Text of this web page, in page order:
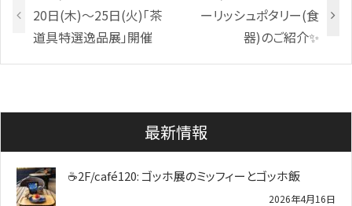
20日(木)～25日(火)「茶
道具特選逸品展」開催
ーリッシュポタリー(食
器)のご紹介✨
最新情報
☕2F/café120: ゴッホ展のミッフィーとゴッホ飯
2026年4月16日